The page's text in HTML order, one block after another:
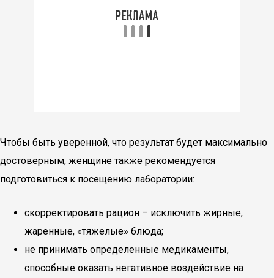
Чтобы быть уверенной, что результат будет максимально
достоверным, женщине также рекомендуется
подготовиться к посещению лаборатории:
скорректировать рацион – исключить жирные,
жаренные, «тяжелые» блюда;
не принимать определенные медикаменты,
способные оказать негативное воздействие на